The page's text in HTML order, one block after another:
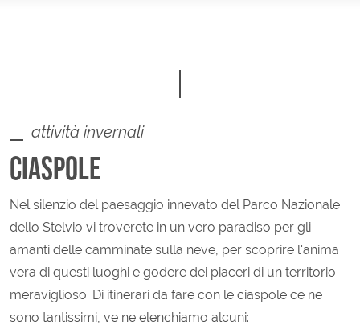
attività invernali
CIASPOLE
Nel silenzio del paesaggio innevato del Parco Nazionale
dello Stelvio vi troverete in un vero paradiso per gli
amanti delle camminate sulla neve, per scoprire l'anima
vera di questi luoghi e godere dei piaceri di un territorio
meraviglioso. Di itinerari da fare con le ciaspole ce ne
sono tantissimi, ve ne elenchiamo alcuni: